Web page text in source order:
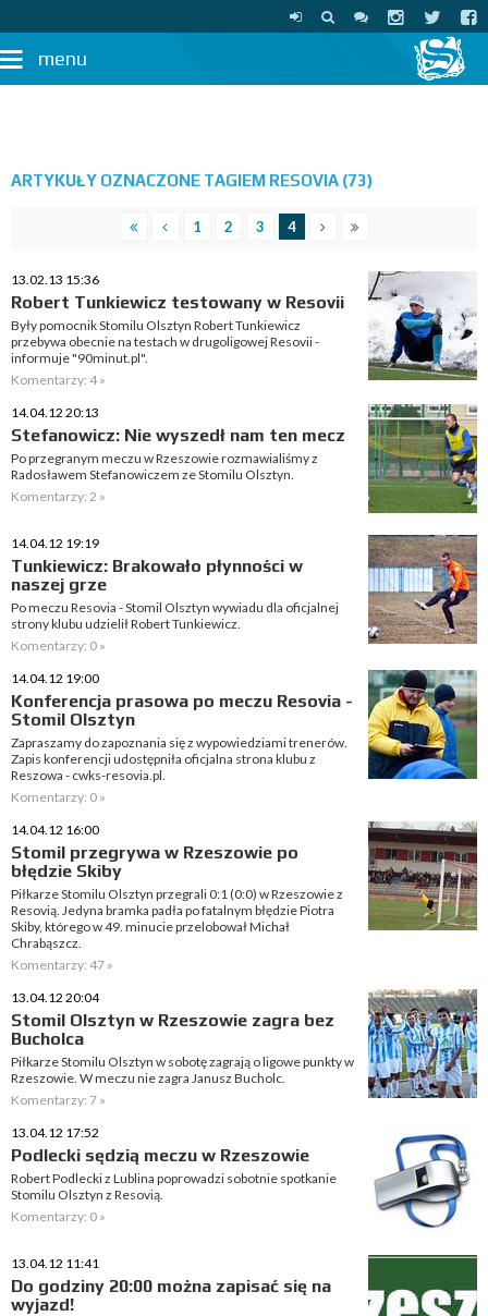
menu
ARTYKUŁY OZNACZONE TAGIEM RESOVIA (73)
1 2 3 4
13.02.13 15:36
Robert Tunkiewicz testowany w Resovii
Były pomocnik Stomilu Olsztyn Robert Tunkiewicz
przebywa obecnie na testach w drugoligowej Resovii -
informuje "90minut.pl".
Komentarzy: 4 »
14.04.12 20:13
Stefanowicz: Nie wyszedł nam ten mecz
Po przegranym meczu w Rzeszowie rozmawialiśmy z
Radosławem Stefanowiczem ze Stomilu Olsztyn.
Komentarzy: 2 »
14.04.12 19:19
Tunkiewicz: Brakowało płynności w
naszej grze
Po meczu Resovia - Stomil Olsztyn wywiadu dla oficjalnej
strony klubu udzielił Robert Tunkiewicz.
Komentarzy: 0 »
14.04.12 19:00
Konferencja prasowa po meczu Resovia -
Stomil Olsztyn
Zapraszamy do zapoznania się z wypowiedziami trenerów.
Zapis konferencji udostępniła oficjalna strona klubu z
Reszowa - cwks-resovia.pl.
Komentarzy: 0 »
14.04.12 16:00
Stomil przegrywa w Rzeszowie po
błędzie Skiby
Piłkarze Stomilu Olsztyn przegrali 0:1 (0:0) w Rzeszowie z
Resovią. Jedyna bramka padła po fatalnym błędzie Piotra
Skiby, którego w 49. minucie przelobował Michał
Chrabąszcz.
Komentarzy: 47 »
13.04.12 20:04
Stomil Olsztyn w Rzeszowie zagra bez
Bucholca
Piłkarze Stomilu Olsztyn w sobotę zagrają o ligowe punkty w
Rzeszowie. W meczu nie zagra Janusz Bucholc.
Komentarzy: 7 »
13.04.12 17:52
Podlecki sędzią meczu w Rzeszowie
Robert Podlecki z Lublina poprowadzi sobotnie spotkanie
Stomilu Olsztyn z Resovią.
Komentarzy: 0 »
13.04.12 11:41
Do godziny 20:00 można zapisać się na
wyjazd!